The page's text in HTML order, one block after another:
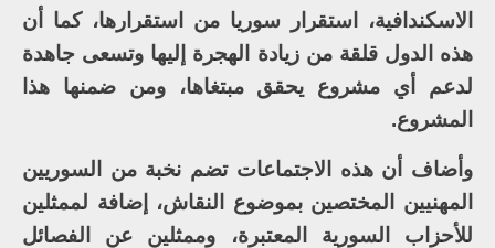
الاسكندافية، استقرار سوريا من استقرارها، كما أن
هذه الدول قلقة من زيادة الهجرة إليها وتسعى جاهدة
لدعم أي مشروع يحقق مبتغاها، ومن ضمنها هذا
المشروع.
وأضاف أن هذه الاجتماعات تضم نخبة من السوريين
المهنيين المختصين بموضوع النقاش، إضافة لممثلين
للأحزاب السورية المعتبرة، وممثلين عن الفصائل